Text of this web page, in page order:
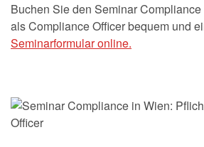
Buchen Sie den Seminar
als Compliance Officer bequem und
Seminarformular online.